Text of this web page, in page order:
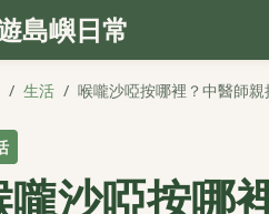
島嶼日常
/ 生活 / 喉嚨沙啞按哪裡？中醫師
嚨沙啞按哪